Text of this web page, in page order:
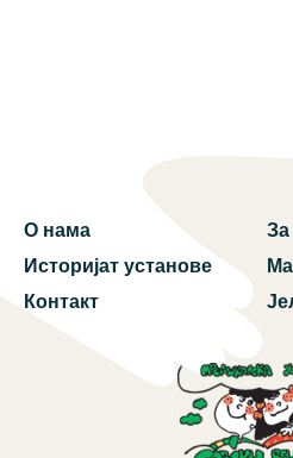
О нама
Историјат установе
Контакт